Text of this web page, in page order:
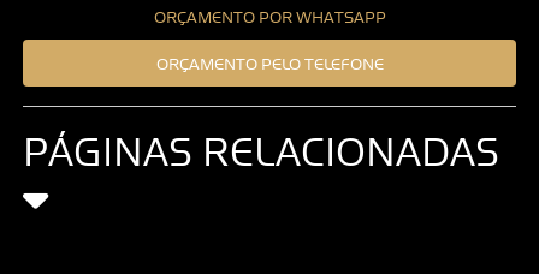
ORÇAMENTO POR WHATSAPP
ORÇAMENTO PELO TELEFONE
PÁGINAS RELACIONADAS